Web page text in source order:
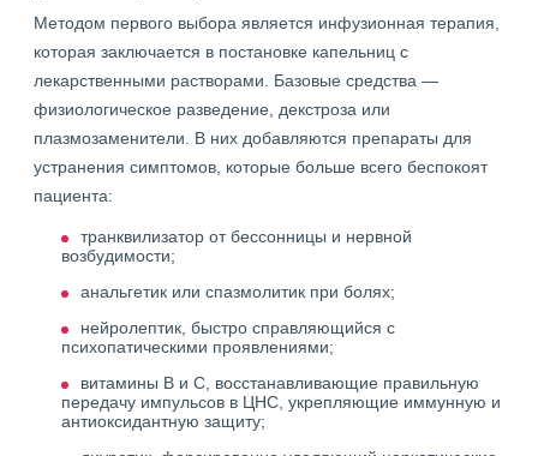
Методом первого выбора является инфузионная терапия,
которая заключается в постановке капельниц с
лекарственными растворами. Базовые средства —
физиологическое разведение, декстроза или
плазмозаменители. В них добавляются препараты для
устранения симптомов, которые больше всего беспокоят
пациента:
транквилизатор от бессонницы и нервной
возбудимости;
анальгетик или спазмолитик при болях;
нейролептик, быстро справляющийся с
психопатическими проявлениями;
витамины В и C, восстанавливающие правильную
передачу импульсов в ЦНС, укрепляющие иммунную и
антиоксидантную защиту;